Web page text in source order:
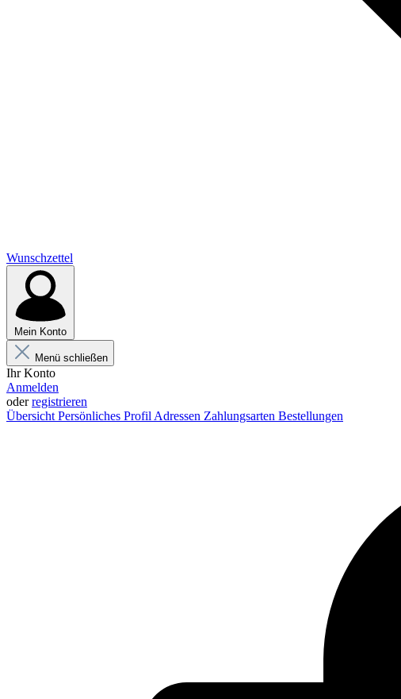
Wunschzettel
Mein Konto
Menü schließen
Ihr Konto
Anmelden
oderregistrieren
Übersicht Persönliches Profil Adressen Zahlungsarten Bestellungen